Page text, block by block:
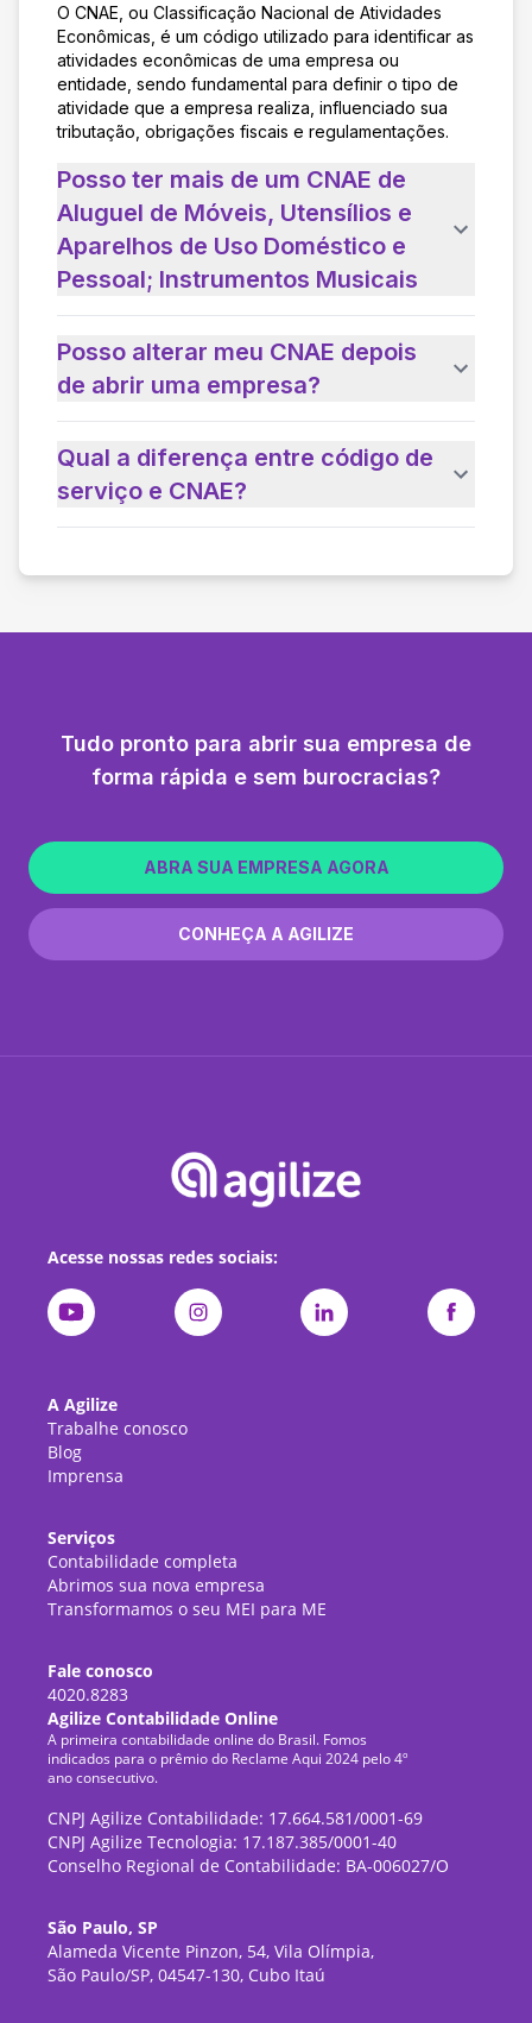
O CNAE, ou Classificação Nacional de Atividades
Econômicas, é um código utilizado para identificar as
atividades econômicas de uma empresa ou
entidade, sendo fundamental para definir o tipo de
atividade que a empresa realiza, influenciado sua
tributação, obrigações fiscais e regulamentações.
Posso ter mais de um CNAE de
Aluguel de Móveis, Utensílios e
Aparelhos de Uso Doméstico e
Pessoal; Instrumentos Musicais
Posso alterar meu CNAE depois
de abrir uma empresa?
Qual a diferença entre código de
serviço e CNAE?
Tudo pronto para abrir sua empresa de
forma rápida e sem burocracias?
ABRA SUA EMPRESA AGORA
CONHEÇA A AGILIZE
Acesse nossas redes sociais:
A Agilize
Trabalhe conosco
Blog
Imprensa
Serviços
Contabilidade completa
Abrimos sua nova empresa
Transformamos o seu MEI para ME
Fale conosco
4020.8283
Agilize Contabilidade Online
A primeira contabilidade online do Brasil. Fomos
indicados para o prêmio do Reclame Aqui 2024 pelo 4º
ano consecutivo.
CNPJ Agilize Contabilidade: 17.664.581/0001-69
CNPJ Agilize Tecnologia: 17.187.385/0001-40
Conselho Regional de Contabilidade: BA-006027/O
São Paulo, SP
Alameda Vicente Pinzon, 54, Vila Olímpia,
São Paulo/SP, 04547-130, Cubo Itaú